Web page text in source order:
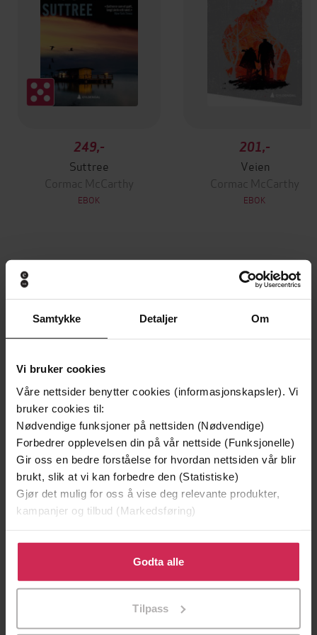
Samtykke Detaljer Om
Vi bruker cookies
Våre nettsider benytter cookies (informasjonskapsler). Vi
bruker cookies til:
Nødvendige funksjoner på nettsiden (Nødvendige)
Forbedrer opplevelsen din på vår nettside (Funksjonelle)
Gir oss en bedre forståelse for hvordan nettsiden vår blir
brukt, slik at vi kan forbedre den (Statistiske)
Gjør det mulig for oss å vise deg relevante produkter,
kampanjer og tilbud (Markedsføring)
Klikk på «Godta alle» for å gi oss ditt samtykke til å
bruke cookies for alle disse formålene. Du kan også
tilpasse ditt samtykke til spesifikke formål ved å klikke
Godta alle
Tilpass
249,-
Suttree
Cormac McCarthy
EBOK
201,-
Veien
Cormac McCarthy
EBOK
Andre har også kjøpt
Premium
Minnesota
EBOK
Premium
Utskudd
EBOK